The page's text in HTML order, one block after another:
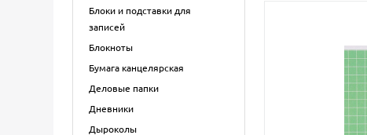
Блоки и подставки для
записей
Блокноты
Бумага канцелярская
Деловые папки
Дневники
Дыроколы